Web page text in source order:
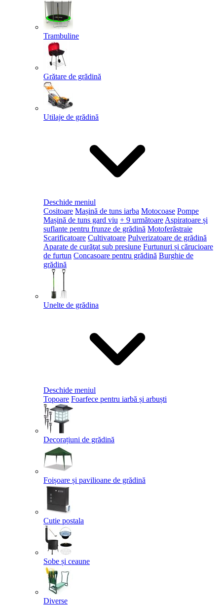
Trambuline
Grătare de grădină
Utilaje de grădină
Deschide meniul
Cositoare Mașină de tuns iarba Motocoase Pompe
Mașină de tuns gard viu + 9 următoare Aspiratoare și
suflante pentru frunze de grădină Motoferăstraie
Scarificatoare Cultivatoare Pulverizatoare de grădină
Aparate de curăţat sub presiune Furtunuri și cărucioare
de furtun Concasoare pentru grădină Burghie de
grădină
Unelte de grădina
Deschide meniul
Topoare Foarfece pentru iarbă și arbuști
Decorațiuni de grădină
Foișoare și pavilioane de grădină
Cutie postala
Sobe și ceaune
Diverse